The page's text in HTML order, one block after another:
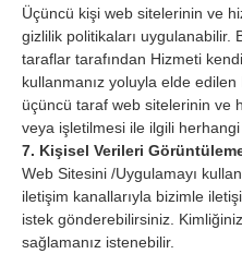
Üçüncü kişi web sitelerinin ve
gizlilik politikaları uygulanabilir.
taraflar tarafından Hizmeti
kullanmanız yoluyla elde
üçüncü taraf web sitelerinin ve
veya işletilmesi ile ilgili
7. Kişisel Verileri
Web Sitesini /Uygulamayı
iletişim kanallarıyla bizimle
istek gönderebilirsiniz.
sağlamanız istenebilir.